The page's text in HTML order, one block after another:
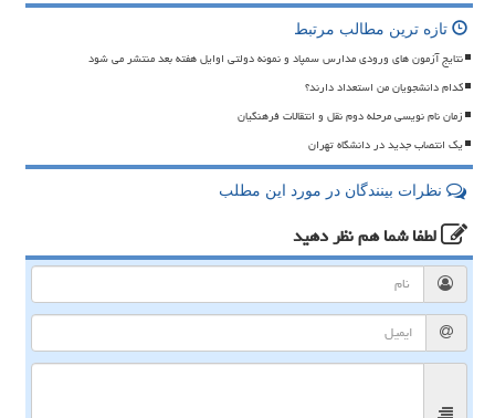
تازه ترین مطالب مرتبط
نتایج آزمون های ورودی مدارس سمپاد و نمونه دولتی اوایل هفته بعد منتشر می شود
کدام دانشجویان من استعداد دارند؟
زمان نام نویسی مرحله دوم نقل و انتقالات فرهنگیان
یک انتصاب جدید در دانشگاه تهران
نظرات بینندگان در مورد این مطلب
لطفا شما همنظر دهید